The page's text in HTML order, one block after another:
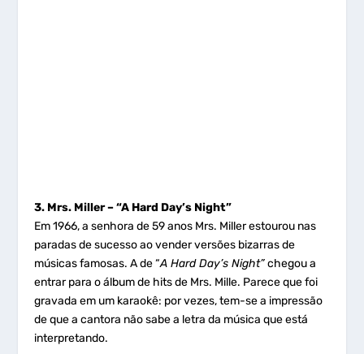
3. Mrs. Miller – “A Hard Day’s Night”
Em 1966, a senhora de 59 anos Mrs. Miller estourou nas
paradas de sucesso ao vender versões bizarras de
músicas famosas. A de “A Hard Day’s Night”chegou a
entrar para o álbum de hits de Mrs. Mille. Parece que foi
gravada em um karaokê: por vezes, tem-se a impressão
de que a cantora não sabe a letra da música que está
interpretando.